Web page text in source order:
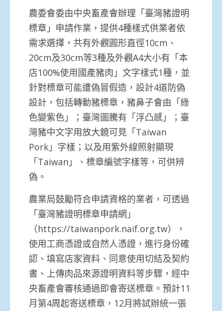
農委會委由中央畜產會辦理「臺灣豬證明
標章」申請作業，提供4種樣式供業者依
需求選擇，共有外觀圓形直徑10cm、
20cm及30cm等3種及外觀A4大小有「本
店100%使用國產豬肉」文字樣式1種，並
針對標章可能遭偽冒假造，設計4道防偽
設計，包括轉動豬標章，豬鼻子會由「綠
色變紫色」；臺灣圖騰有「浮凸感」；臺
灣豬中文字用放大鏡可見「Taiwan
Pork」字樣；以及用紫外線照射顯現
「Taiwan」、標章編號字樣等，可供辨
偽。
農業局鼓勵符合申請資格的業者，可透過
「臺灣豬證明標章申請網」
（https://taiwanpork.naif.org.tw），
使用工商憑證或自然人憑證，進行身份確
認、填寫店家資料、同意使用切結及契約
書、上傳肉品來源證明資料等步驟，經中
央畜產會審核通過即會寄送標章。預計11
月第4周起寄送標章，12月將試辦統一張